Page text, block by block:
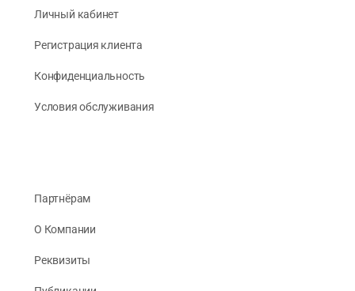
Личный кабинет
Регистрация клиента
Конфиденциальность
Условия обслуживания
Партнёрам
О Компании
Реквизиты